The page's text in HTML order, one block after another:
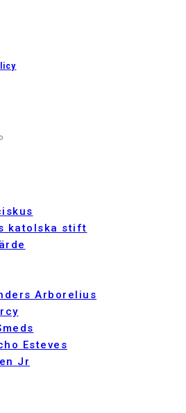
katolska stift
Arborelius
Esteves
Jr